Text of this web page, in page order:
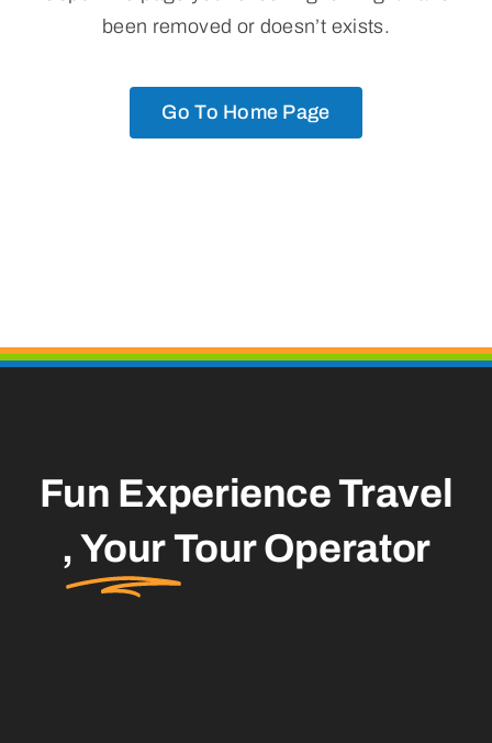
CONTATTI
been removed or doesn’t exists.
Go To Home Page
Fun Experience Travel
,YourTour Operator